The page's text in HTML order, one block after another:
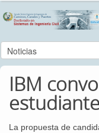
IBM
La propuesta de